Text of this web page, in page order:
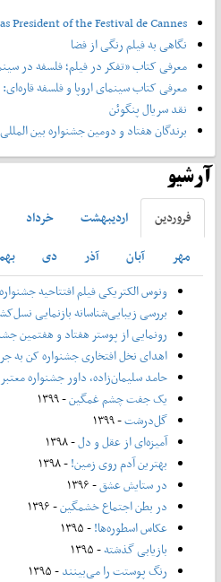
President of the Festival de Cannes
نگاهی به فیلم رنگی از فضا
معرفی کتاب «تفکر در فیلم؛ فلسفه در
معرفی کتاب سینمای اروپا و فلسفه
نقد سریال پنگوئن
برندگان هفتاد و دومین جشنواره بین
آرشیو
فروردين ارديبهشت خرداد
مهر
آبان آذر دی
ونوس الکتریکی فیلم افتتاحیه
بررسی زیبایی‌شناسانه بازنمایی
رونمایی از پوستر هفتاد و هفتمین
اهدای نخل افتخاری جشنواره کن به
حامد سلیمان‌زاده، داور جشنواره
یک جفت چشم غمگین- ۱۳۹۹
گل‌درشت- ۱۳۹۹
آمیزه‌ای از عقل و دل- ۱۳۹۸
بهترین آدم روی زمین!- ۱۳۹۸
در ستایش عشق- ۱۳۹۶
در بطن اجتماع خشمگین- ۱۳۹۶
عکاس اسطوره‌ها!- ۱۳۹۵
بازیابی گذشته- ۱۳۹۵
رنگ پوستت را می‌بینند- ۱۳۹۵